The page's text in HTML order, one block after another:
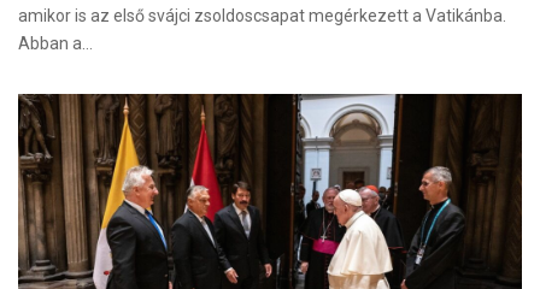
amikor is az első svájci zsoldoscsapat megérkezett a Vatikánba.
Abban a…